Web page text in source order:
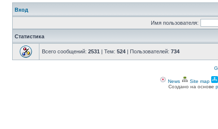
Вход
Имя пользователя:
Статистика
Всего сообщений: 2531 | Тем: 524 | Пользователей: 734
News Site map
Создано на основе